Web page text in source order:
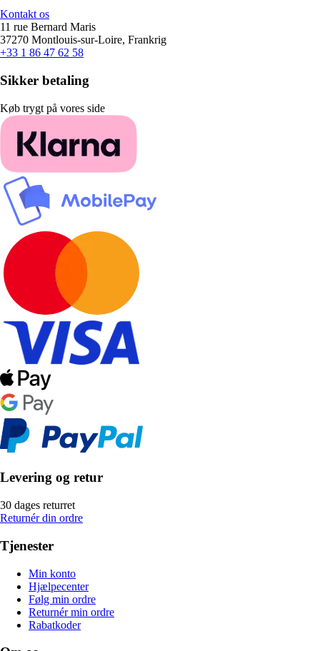
Kontakt os
11 rue Bernard Maris
37270 Montlouis-sur-Loire, Frankrig
+33 1 86 47 62 58
Sikker betaling
Køb trygt på vores side
Levering og retur
30 dages returret
Returnér din ordre
Tjenester
Min konto
Hjælpecenter
Følg min ordre
Returnér min ordre
Rabatkoder